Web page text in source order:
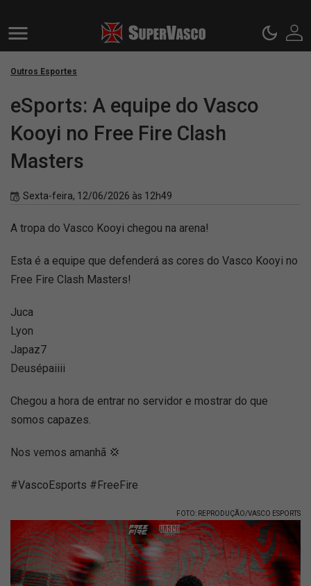
Outros Esportes
eSports: A equipe do Vasco
Kooyi no Free Fire Clash
Masters
Sexta-feira, 12/06/2026 às 12h49
A tropa do Vasco Kooyi chegou na arena!
Esta é a equipe que defenderá as cores do Vasco Kooyi no
Free Fire Clash Masters!
Juca
Lyon
Japaz7
Deusépaiiii
Chegou a hora de entrar no servidor e mostrar do que
somos capazes.
Nos vemos amanhã 💢
#VascoEsports #FreeFire
FOTO: REPRODUÇÃO/VASCO ESPORTS